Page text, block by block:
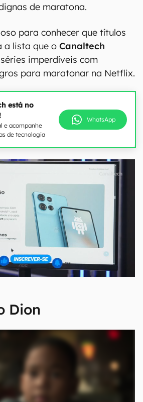
de maratona.
para conhecer que títulos
a lista que o Canaltech
imperdíveis com
para maratonar na Netflix.
está no
e acompanhe
de tecnologia
WhatsApp
Dion